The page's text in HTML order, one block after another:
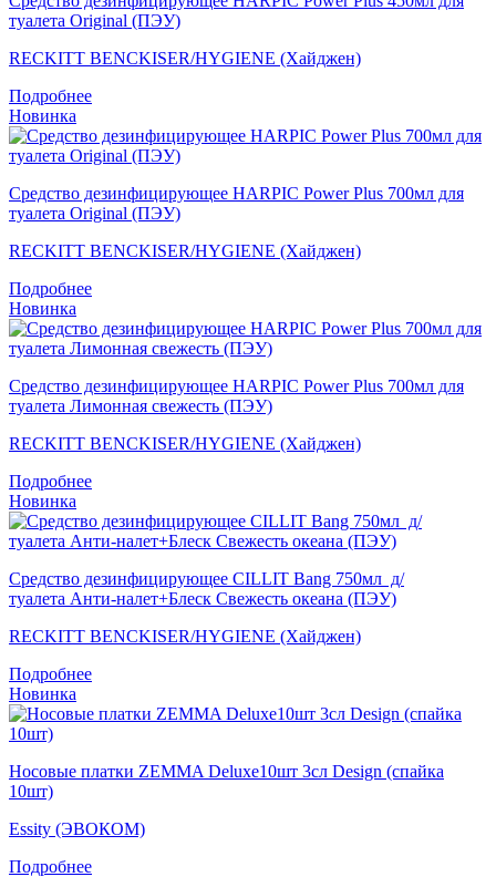
туалета Original (ПЭУ)
RECKITT BENCKISER/HYGIENE (Хайджен)
Подробнее
Новинка
Средство дезинфицирующее HARPIC Power Plus 700мл для
туалета Original (ПЭУ)
RECKITT BENCKISER/HYGIENE (Хайджен)
Подробнее
Новинка
Средство дезинфицирующее HARPIC Power Plus 700мл для
туалета Лимонная свежесть (ПЭУ)
RECKITT BENCKISER/HYGIENE (Хайджен)
Подробнее
Новинка
Средство дезинфицирующее CILLIT Bang 750мл д/
туалета Анти-налет+Блеск Свежесть океана (ПЭУ)
RECKITT BENCKISER/HYGIENE (Хайджен)
Подробнее
Новинка
Носовые платки ZEMMA Deluxe10шт 3сл Design (спайка
10шт)
Essity (ЭВОКОМ)
Подробнее